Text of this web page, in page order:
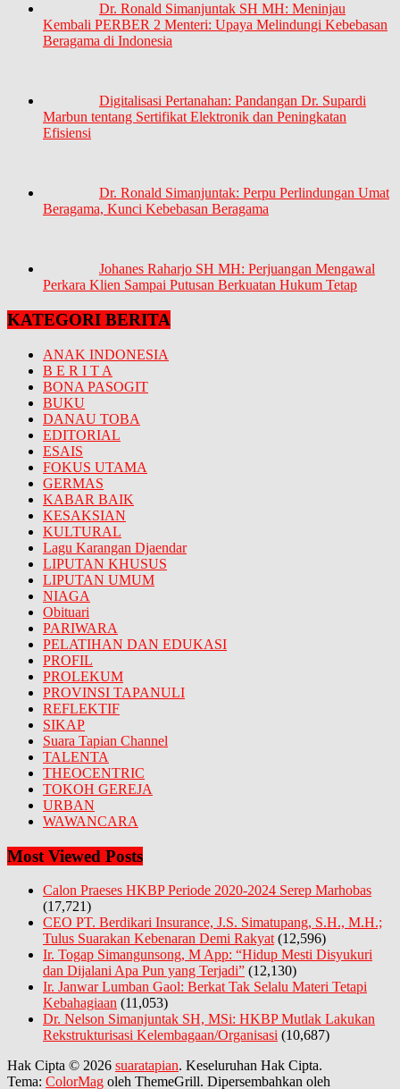
Dr. Ronald Simanjuntak SH MH: Meninjau
Kembali PERBER 2 Menteri: Upaya Melindungi Kebebasan
Beragama di Indonesia
Digitalisasi Pertanahan: Pandangan Dr. Supardi
Marbun tentang Sertifikat Elektronik dan Peningkatan
Efisiensi
Dr. Ronald Simanjuntak: Perpu Perlindungan Umat
Beragama, Kunci Kebebasan Beragama
Johanes Raharjo SH MH: Perjuangan Mengawal
Perkara Klien Sampai Putusan Berkuatan Hukum Tetap
KATEGORI BERITA
ANAK INDONESIA
B E R I T A
BONA PASOGIT
BUKU
DANAU TOBA
EDITORIAL
ESAIS
FOKUS UTAMA
GERMAS
KABAR BAIK
KESAKSIAN
KULTURAL
Lagu Karangan Djaendar
LIPUTAN KHUSUS
LIPUTAN UMUM
NIAGA
Obituari
PARIWARA
PELATIHAN DAN EDUKASI
PROFIL
PROLEKUM
PROVINSI TAPANULI
REFLEKTIF
SIKAP
Suara Tapian Channel
TALENTA
THEOCENTRIC
TOKOH GEREJA
URBAN
WAWANCARA
Most Viewed Posts
Calon Praeses HKBP Periode 2020-2024 Serep Marhobas
(17,721)
CEO PT. Berdikari Insurance, J.S. Simatupang, S.H., M.H.;
Tulus Suarakan Kebenaran Demi Rakyat (12,596)
Ir. Togap Simangunsong, M App: “Hidup Mesti Disyukuri
dan Dijalani Apa Pun yang Terjadi” (12,130)
Ir. Janwar Lumban Gaol: Berkat Tak Selalu Materi Tetapi
Kebahagiaan (11,053)
Dr. Nelson Simanjuntak SH, MSi: HKBP Mutlak Lakukan
Rekstrukturisasi Kelembagaan/Organisasi (10,687)
Hak Cipta © 2026 suaratapian. Keseluruhan Hak Cipta.
Tema: ColorMag oleh ThemeGrill. Dipersembahkan oleh